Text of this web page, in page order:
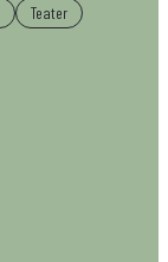
Teater